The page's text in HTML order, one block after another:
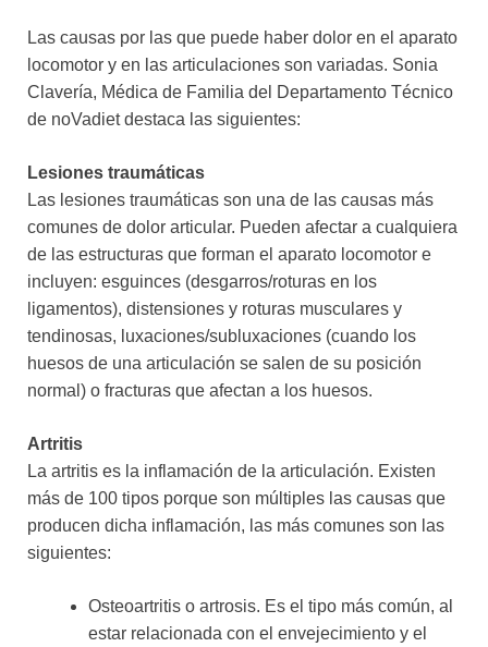
Las causas por las que puede haber dolor en el aparato
locomotor y en las articulaciones son variadas. Sonia
Clavería, Médica de Familia del Departamento Técnico
de noVadiet destaca las siguientes:
Lesiones traumáticas
Las lesiones traumáticas son una de las causas más
comunes de dolor articular. Pueden afectar a cualquiera
de las estructuras que forman el aparato locomotor e
incluyen: esguinces (desgarros/roturas en los
ligamentos), distensiones y roturas musculares y
tendinosas, luxaciones/subluxaciones (cuando los
huesos de una articulación se salen de su posición
normal) o fracturas que afectan a los huesos.
Artritis
La artritis es la inflamación de la articulación. Existen
más de 100 tipos porque son múltiples las causas que
producen dicha inflamación, las más comunes son las
siguientes:
Osteoartritis o artrosis. Es el tipo más común, al
estar relacionada con el envejecimiento y el